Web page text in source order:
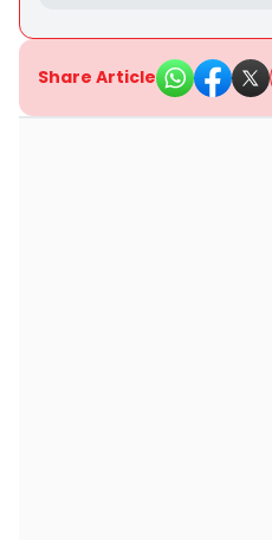
Share Article